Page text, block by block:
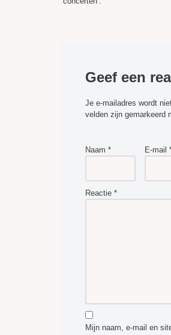
Geef een
Je e-mailadres wordt
velden zijn gemarkeerd
Naam * E-mail
Reactie *
Mijn naam, e-mail en